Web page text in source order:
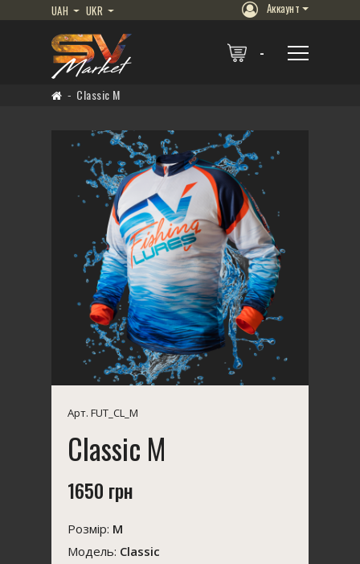
UAH UKR Аккаунт
Classic M
Арт. FUT_CL_M
Classic M
1650 грн
Розмір: M
Модель: Classic